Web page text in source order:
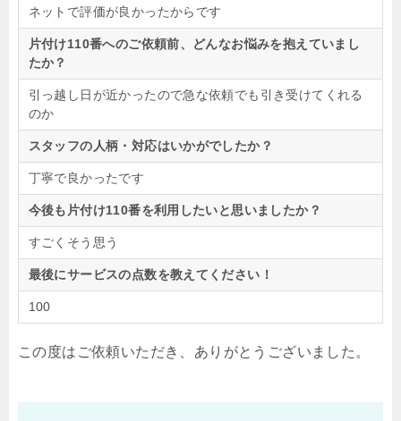
ネットで評価が良かったからです
片付け110番へのご依頼前、どんなお悩みを抱えていまし
たか？
引っ越し日が近かったので急な依頼でも引き受けてくれる
のか
スタッフの人柄・対応はいかがでしたか？
丁寧で良かったです
今後も片付け110番を利用したいと思いましたか？
すごくそう思う
最後にサービスの点数を教えてください！
100
この度はご依頼いただき、ありがとうございました。